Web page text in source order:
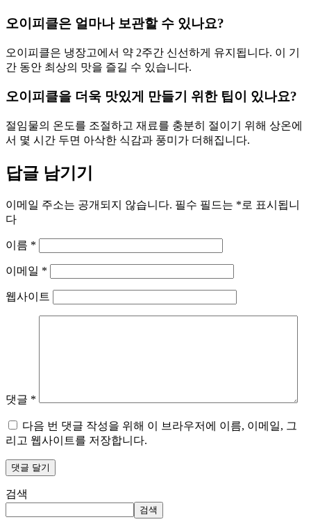
오이피클은 얼마나 보관할 수 있나요?
오이피클은 냉장고에서 약 2주간 신선하게 유지됩니다. 이 기
간 동안 최상의 맛을 즐길 수 있습니다.
오이피클을 더욱 맛있게 만들기 위한 팁이 있나요?
절임물의 온도를 조절하고 재료를 충분히 절이기 위해 상온에
서 몇 시간 두면 아삭한 식감과 풍미가 더해집니다.
답글 남기기
이메일 주소는 공개되지 않습니다. 필수 필드는 *로 표시됩니
다
이름 *
이메일 *
웹사이트
댓글 *
다음 번 댓글 작성을 위해 이 브라우저에 이름, 이메일, 그
리고 웹사이트를 저장합니다.
검색
검색